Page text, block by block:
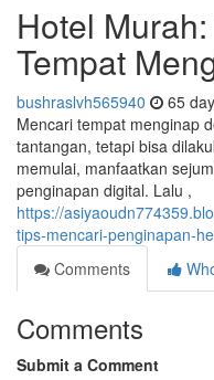
Hotel
Tempat
bushraslvh565940 65
Mencari tempat menginap
tantangan, tetapi bisa
memulai, manfaatkan
penginapan digital. Lalu ,
https://
tips-mencari-penginapan-
Comments
Comments
Submit a Comment